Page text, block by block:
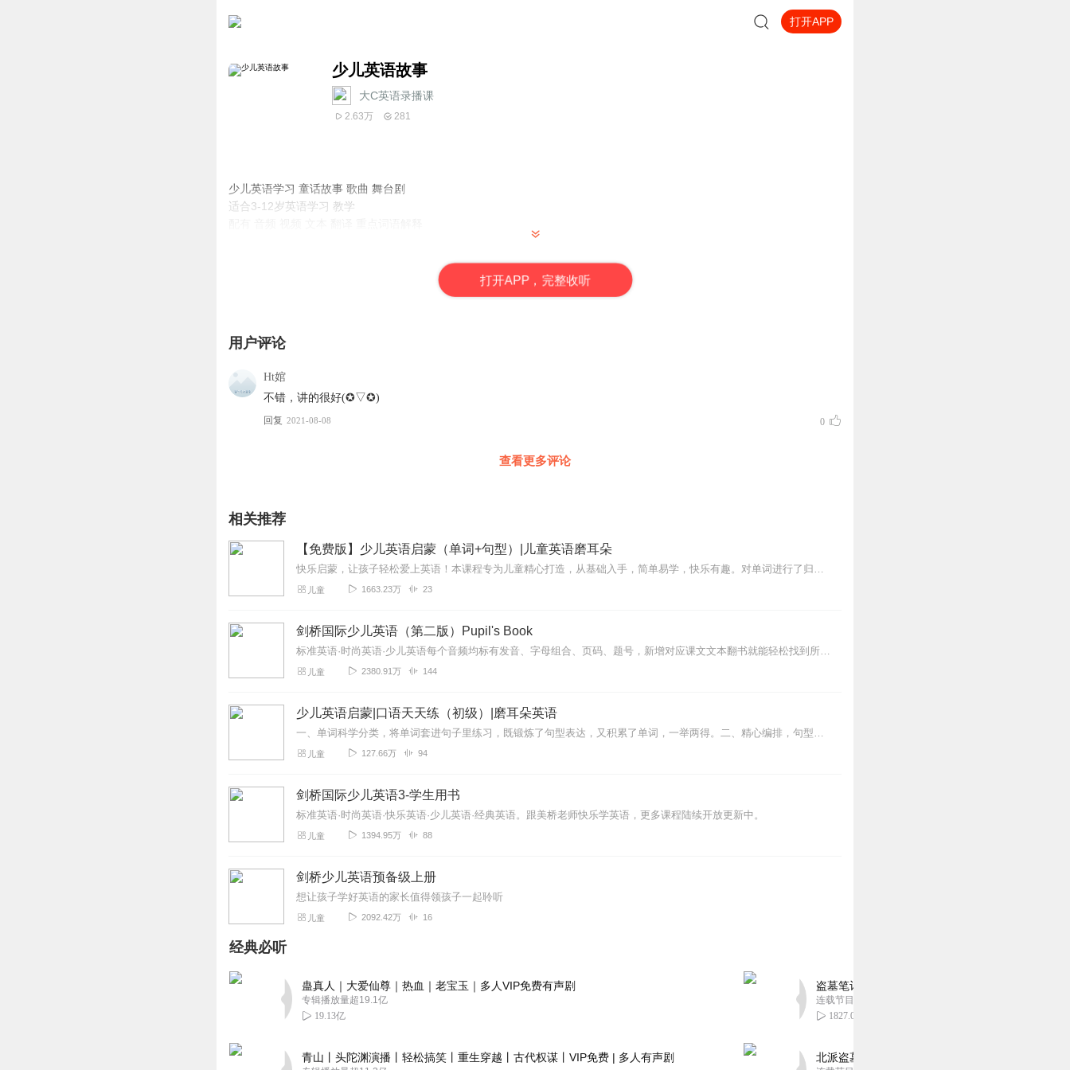
打开APP
少儿英语故事
大C英语录播课
2.63万 281
少儿英语学习 童话故事 歌曲 舞台剧
适合3-12岁英语学习 教学
打开APP，完整收听
用户评论
Ht婠
不错，讲的很好(✪▽✪)
回复 2021-08-08 0
查看更多评论
相关推荐
【免费版】少儿英语启蒙（单词+句型）|儿童英语磨耳朵
快乐启蒙，让孩子轻松爱上英语！本课程专为儿童精心打造，从基础入手，简单易学，快乐有趣。对单词进行了归纳分类，并配有精美的图文，让孩子学习英语更加直观，更加轻松。...
儿童 1663.23万 23
剑桥国际少儿英语（第二版）Pupil's Book
标准英语·时尚英语·少儿英语每个音频均标有发音、字母组合、页码、题号，新增对应课文文本翻书就能轻松找到所需音频。标题解析：KB1Pupil'sBookU...
儿童 2380.91万 144
少儿英语启蒙|口语天天练（初级）|磨耳朵英语
一、单词科学分类，将单词套进句子里练习，既锻炼了句型表达，又积累了单词，一举两得。二、精心编排，句型和单词都是生活中常见常用到的，简单实用，全方位覆盖生活场景；...
儿童 127.66万 94
剑桥国际少儿英语3-学生用书
标准英语·时尚英语·快乐英语·少儿英语·经典英语。跟美桥老师快乐学英语，更多课程陆续开放更新中。
儿童 1394.95万 88
剑桥少儿英语预备级上册
想让孩子学好英语的家长值得领孩子一起聆听
儿童 2092.42万 16
经典必听
蛊真人｜大爱仙尊｜热血｜老宝玉｜多人VIP免费有声剧
专辑播放量超19.1亿
19.13亿
青山丨头陀渊演播丨轻松搞笑丨重生穿越丨古代权谋丨VIP免费 | 多人有声剧
盗墓笔记 全8部丨豪华CV版丨苏尚卿&边江 领衔
连载节目超七百集
1827.01万
北派盗墓笔记丨头陀渊出品丨悬疑灵异丨摸金校尉